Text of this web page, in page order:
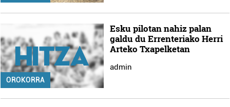
OROKORRA
Esku pilotan nahiz palan
galdu du Errenteriako Herri
Arteko Txapelketan
admin